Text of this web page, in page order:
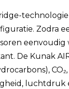
Zodra
De Kunak